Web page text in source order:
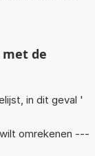
de
in dit geval '
omrekenen ---